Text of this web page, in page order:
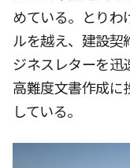
めている。とりわ
ルを越え、建設契
ジネスレターを迅
高難度文書作成に
している。